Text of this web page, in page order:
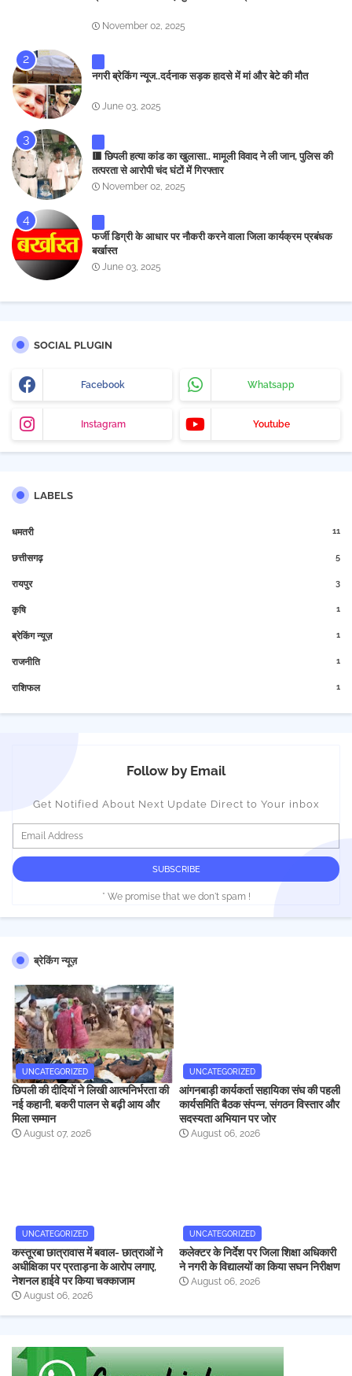
November 02, 2025
नगरी ब्रेकिंग न्यूज..दर्दनाक सड़क हादसे में मां और बेटे की मौत
June 03, 2025
🟥 छिपली हत्या कांड का खुलासा.. मामूली विवाद ने ली जान, पुलिस की
तत्परता से आरोपी चंद घंटों में गिरफ्तार
November 02, 2025
फर्जी डिग्री के आधार पर नौकरी करने वाला जिला कार्यक्रम प्रबंधक
बर्खास्त
June 03, 2025
SOCIAL PLUGIN
Facebook Whatsapp
Instagram Youtube
LABELS
धमतरी 11
छत्तीसगढ़ 5
रायपुर 3
कृषि 1
ब्रेकिंग न्यूज़ 1
राजनीति 1
राशिफल 1
Follow by Email
Get Notified About Next Update Direct to Your inbox
* We promise that we don't spam !
ब्रेकिंग न्यूज़
UNCATEGORIZED
छिपली की दीदियों ने लिखी आत्मनिर्भरता की
नई कहानी, बकरी पालन से बढ़ी आय और
मिला सम्मान
August 07, 2026
UNCATEGORIZED
आंगनबाड़ी कार्यकर्ता सहायिका संघ की पहली
कार्यसमिति बैठक संपन्न, संगठन विस्तार और
सदस्यता अभियान पर जोर
August 06, 2026
UNCATEGORIZED
कस्तूरबा छात्रावास में बवाल- छात्राओं ने
अधीक्षिका पर प्रताड़ना के आरोप लगाए,
नेशनल हाईवे पर किया चक्काजाम
August 06, 2026
UNCATEGORIZED
कलेक्टर के निर्देश पर जिला शिक्षा अधिकारी
ने नगरी के विद्यालयों का किया सघन निरीक्षण
August 06, 2026